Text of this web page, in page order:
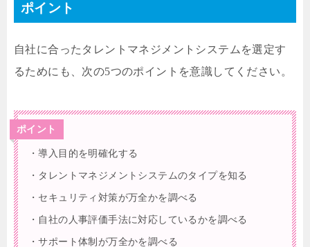
ポイント
自社に合ったタレントマネジメントシステムを選定す
るためにも、次の5つのポイントを意識してください。
ポイント
・導入目的を明確化する
・タレントマネジメントシステムのタイプを知る
・セキュリティ対策が万全かを調べる
・自社の人事評価手法に対応しているかを調べる
・サポート体制が万全かを調べる